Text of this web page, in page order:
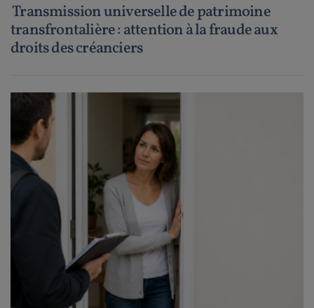
Transmission universelle de patrimoine
transfrontalière : attention à la fraude aux
droits des créanciers